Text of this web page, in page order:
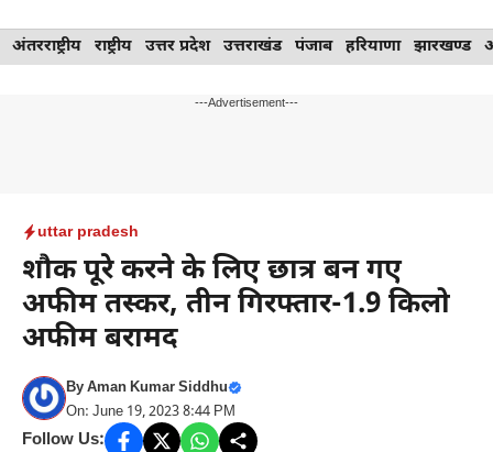
Skip
to
अंतरराष्ट्रीय राष्ट्रीय उत्तर प्रदेश उत्तराखंड पंजाब हरियाणा झारखण्ड
---Advertisement---
uttar pradesh
शौक पूरे करने के लिए छात्र बन गए
अफीम तस्कर, तीन गिरफ्तार-1.9 किलो
अफीम बरामद
ByAman Kumar Siddhu
On: June 19, 2023 8:44 PM
Follow Us: